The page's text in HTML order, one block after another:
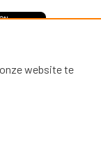
website te